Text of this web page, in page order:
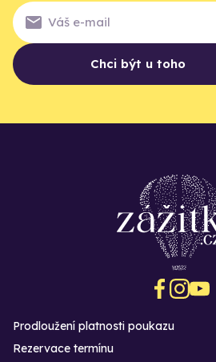
Chci být u toho
Prodloužení platnosti poukazu
Rezervace termínu